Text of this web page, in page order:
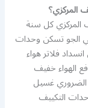
المركزي؟
كل سنة
الجو تسكن وحدات
فلاتر هواء
الهواء خفيف
غسيل
التكييف